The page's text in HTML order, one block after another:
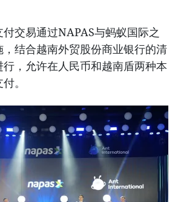
交易通过NAPAS与蚂蚁国际之
结合越南外贸股份商业银行的清
，允许在人民币和越南盾两种本
。